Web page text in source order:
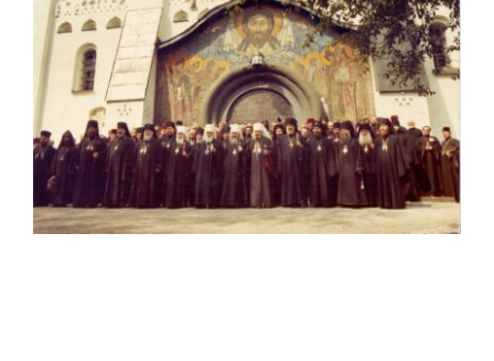
ΣΥΝΔΕΣΕΙΣ